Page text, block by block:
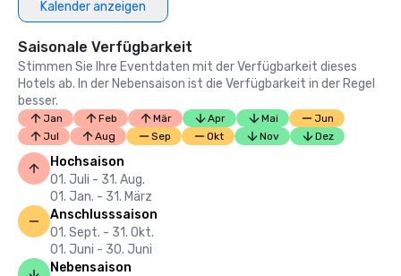
Kalender anzeigen
Saisonale Verfügbarkeit
Stimmen Sie Ihre Eventdaten mit der Verfügbarkeit dieses
Hotels ab. In der Nebensaison ist die Verfügbarkeit in der Regel
besser.
Jan Feb Mär Apr Mai
Jun
Jul
Aug Sep Okt Nov Dez
Hochsaison
01. Juli - 31. Aug.
01. Jan. - 31. März
Anschlusssaison
01. Sept. - 31. Okt.
01. Juni - 30. Juni
Nebensaison